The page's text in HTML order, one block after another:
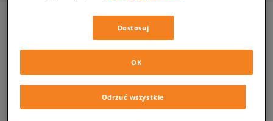
ADIDAS GAZELLE
Dostosuj
Odrzuć wszystkie
OK